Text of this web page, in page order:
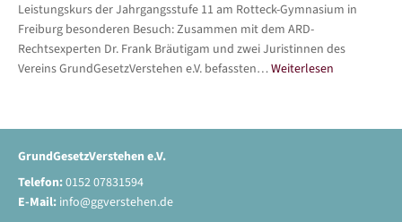
Leistungskurs der Jahrgangsstufe 11 am Rotteck-Gymnasium in
Freiburg besonderen Besuch: Zusammen mit dem ARD-
Rechtsexperten Dr. Frank Bräutigam und zwei Juristinnen des
Vereins GrundGesetzVerstehen e.V. befassten…Weiterlesen
GrundGesetzVerstehen e.V.
Telefon:0152 07831594
E-Mail: info@ggverstehen.de